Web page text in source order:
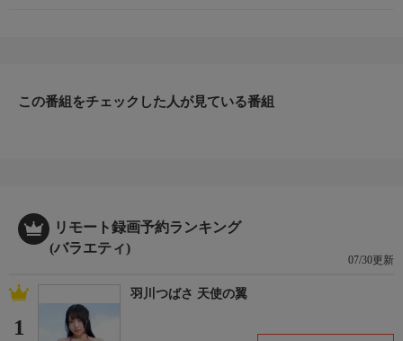
この番組をチェックした人が見ている番組
リモート録画予約ランキング
(バラエティ)
07/30更新
1
羽川つばさ 天使の翼